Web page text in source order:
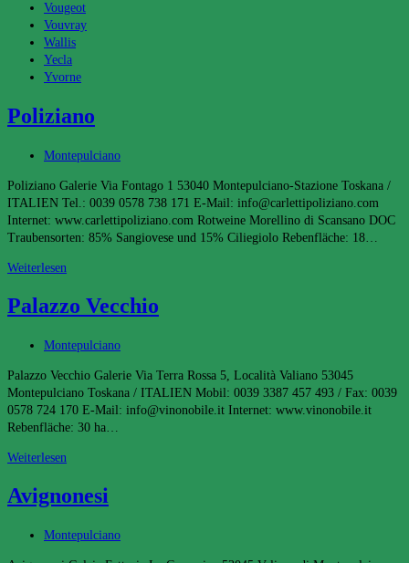
Vougeot
Vouvray
Wallis
Yecla
Yvorne
Poliziano
Beitrags-
Montepulciano
Poliziano Galerie Via Fontago 1 53040 Montepulciano-Stazione Toskana /
ITALIEN Tel.: 0039 0578 738 171 E-Mail: info@carlettipoliziano.com
Internet: www.carlettipoliziano.com Rotweine Morellino di Scansano DOC
Traubensorten: 85% Sangiovese und 15% Ciliegiolo Rebenfläche: 18…
Weiterlesen
Palazzo Vecchio
Beitrags-
Montepulciano
Palazzo Vecchio Galerie Via Terra Rossa 5, Località Valiano 53045
Montepulciano Toskana / ITALIEN Mobil: 0039 3387 457 493 / Fax: 0039
0578 724 170 E-Mail: info@vinonobile.it Internet: www.vinonobile.it
Rebenfläche: 30 ha…
Weiterlesen
Avignonesi
Beitrags-
Montepulciano